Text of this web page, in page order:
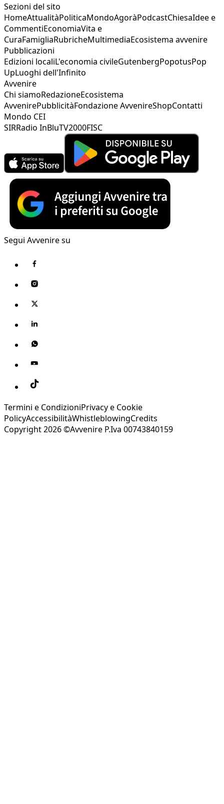
Sezioni del sito
HomeAttualitàPoliticaMondoAgoràPodcastChiesaIdee e
CommentiEconomiaVita e
CuraFamigliaRubricheMultimediaEcosistema avvenire
Pubblicazioni
Edizioni localiL'economia civileGutenbergPopotusPop
UpLuoghi dell'Infinito
Avvenire
Chi siamoRedazioneEcosistema
AvvenirePubblicitàFondazione AvvenireShopContatti
Mondo CEI
SIRRadio InBluTV2000FISC
Segui Avvenire su
Termini e CondizioniPrivacy e Cookie
PolicyAccessibilitàWhistleblowingCredits
Copyright 2026 ©Avvenire P.Iva 00743840159